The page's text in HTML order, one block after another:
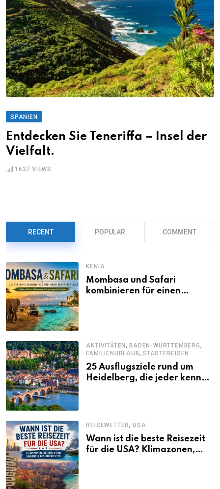
SPANIEN
Entdecken Sie Teneriffa – Insel der
Vielfalt.
1627 VIEWS
RECENT POPULAR COMMENT
KENIA
Mombasa und Safari
kombinieren für einen
AKTIVITÄTEN,BADEN-WÜRTTEMBERG,
FAMILIENURLAUB, STÄDTEREISEN
25 Ausflugsziele rund um
Heidelberg, die jeder kennen
REISEWETTER,USA
Wann ist die beste Reisezeit
für die USA? Klimazonen,